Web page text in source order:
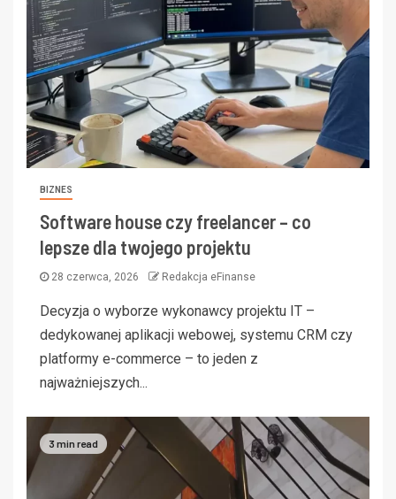
BIZNES
Software house czy freelancer – co
lepsze dla twojego projektu
28 czerwca, 2026 Redakcja eFinanse
Decyzja o wyborze wykonawcy projektu IT –
dedykowanej aplikacji webowej, systemu CRM czy
platformy e-commerce – to jeden z
najważniejszych...
3 min read